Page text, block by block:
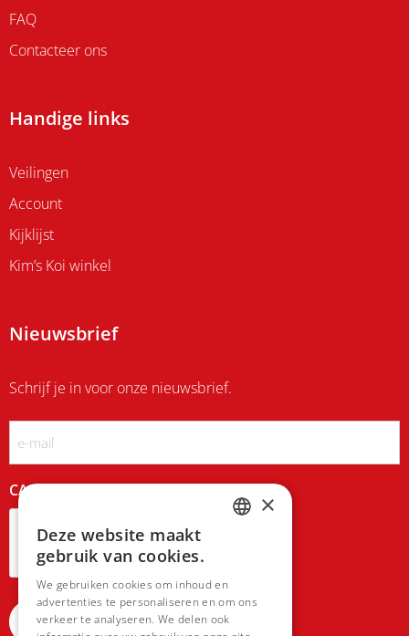
FAQ
Contacteer ons
Handige links
Veilingen
Account
Kijklijst
Kim’s Koi winkel
Nieuwsbrief
Schrijf je in voor onze nieuwsbrief.
CAPTCHA ×
Deze website maakt
gebruik van cookies.
We gebruiken cookies om inhoud en
advertenties te personaliseren en om ons
verkeer te analyseren. We delen ook